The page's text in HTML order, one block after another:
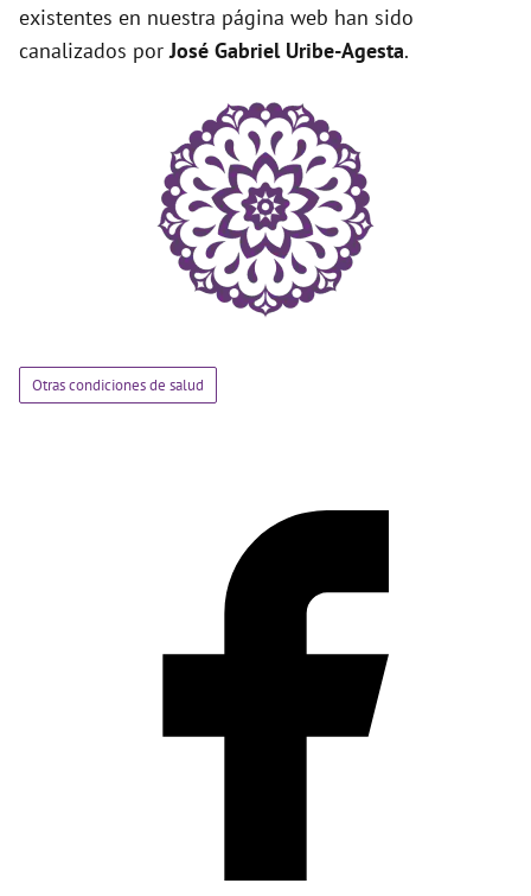
existentes en nuestra página web han sido
canalizados porJosé Gabriel Uribe-Agesta.
Otras condiciones de salud